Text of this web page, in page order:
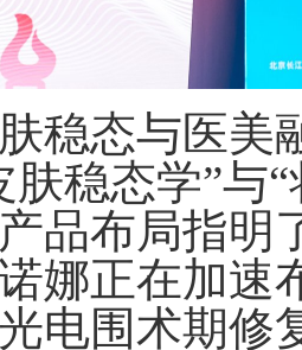
态与医美
肤稳态学”与
品布局指明
娜正在加速
电围术期修